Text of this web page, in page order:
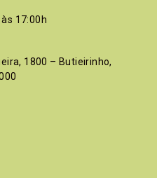
17:00h
1800 – Butieirinho,